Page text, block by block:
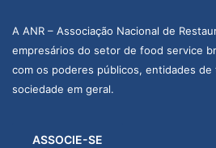
A ANR – Associação Nacional de
empresários do setor de food service
com os poderes públicos, entidades
sociedade em geral.
ASSOCIE-SE